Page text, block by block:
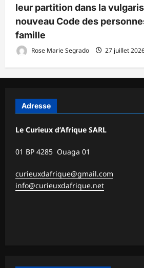
leur partition dans la
nouveau Code des
famille
Rose Marie Segrado 27 juillet
Adresse
Le Curieux d’Afrique SARL
01 BP 4285 Ouaga 01
curieuxdafrique@gmail.com
info@curieuxdafrique.net